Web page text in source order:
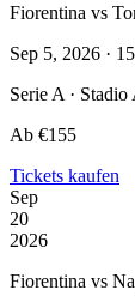
Fiorentina vs
Sep 5, 2026 ·
Serie A ·
Ab €155
Tickets kaufen
Sep
20
2026
Fiorentina vs